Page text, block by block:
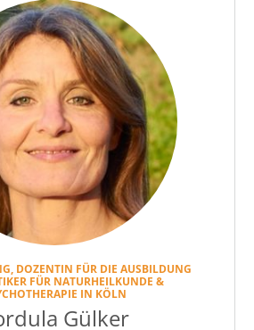
DOZENTIN FÜR DIE AUSBILDUNG
FÜR NATURHEILKUNDE &
IN KÖLN
Gülker